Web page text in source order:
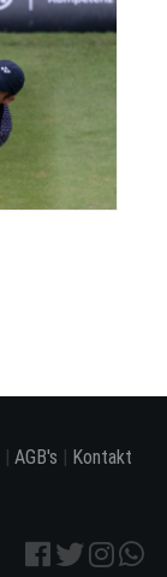
|AGB's Kontakt